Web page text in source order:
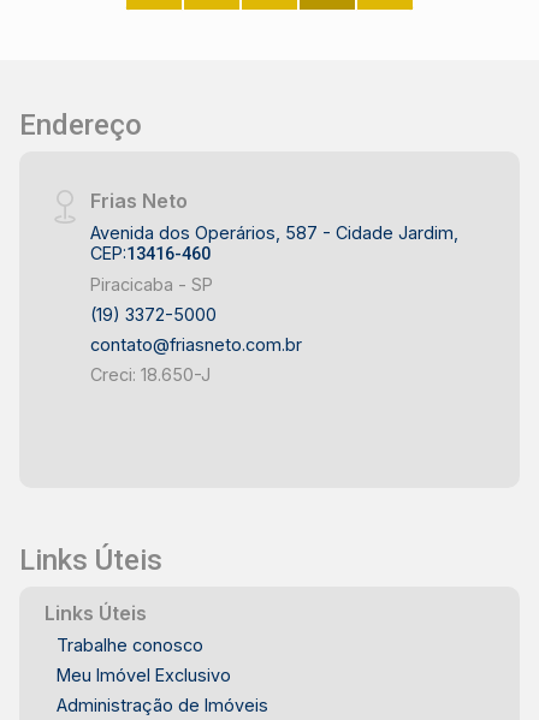
Endereço
Frias Neto
Avenida dos Operários, 587 - Cidade Jardim,
CEP:13416-460
Piracicaba - SP
(19) 3372-5000
contato@friasneto.com.br
Creci: 18.650-J
Links Úteis
Links Úteis
Trabalhe conosco
Meu Imóvel Exclusivo
Administração de Imóveis